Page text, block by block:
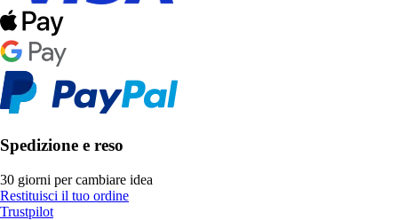
Spedizione e reso
30 giorni per cambiare idea
Restituisci il tuo ordine
Trustpilot